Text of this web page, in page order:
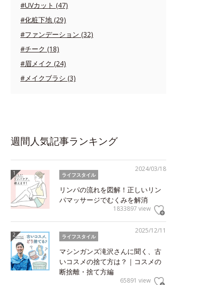
#UVカット (47)
#化粧下地 (29)
#ファンデーション (32)
#チーク (18)
#眉メイク (24)
#メイクブラシ (3)
週間人気記事ランキング
2024/03/18
ライフスタイル
リンパの流れを図解！正しいリン
パマッサージでむくみを解消
1833897 view
2025/12/11
ライフスタイル
マシンガンズ滝沢さんに聞く、古
いコスメの捨て方は？｜コスメの
断捨離・捨て方編
65891 view